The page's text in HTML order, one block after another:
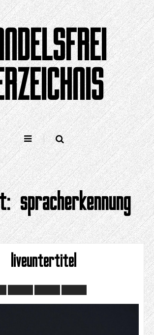
spracherkennung
liveuntertitel